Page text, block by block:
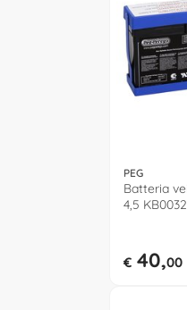
PEG
Batteria
4,5 KB0032
€40,00